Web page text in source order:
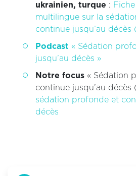
ukrainien, turque :
multilingue sur la
continue jusqu’au décès
Podcast « Sédation
jusqu’au décès »
Notre focus « Sédation
continue jusqu’au décès
sédation profonde et
décès